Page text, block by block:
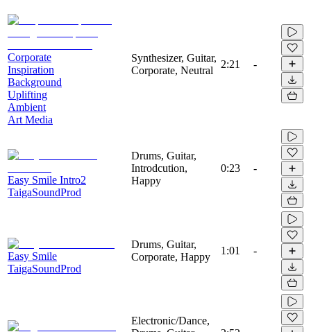
Corporate
Inspiration
Background
Uplifting
Ambient
Art Media
Synthesizer, Guitar,
Corporate, Neutral
2:21 -
Easy Smile Intro2
TaigaSoundProd
Drums, Guitar,
Introdcution,
Happy
0:23 -
Easy Smile
TaigaSoundProd
Drums, Guitar,
Corporate, Happy
1:01 -
Electronic/Dance,